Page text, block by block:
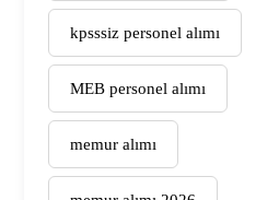
kpsssiz personel alımı
MEB personel alımı
memur alımı